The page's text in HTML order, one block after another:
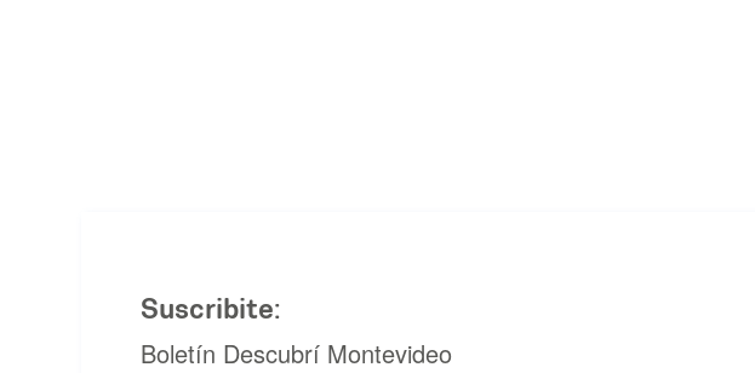
Suscribite:
Boletín Descubrí Montevideo